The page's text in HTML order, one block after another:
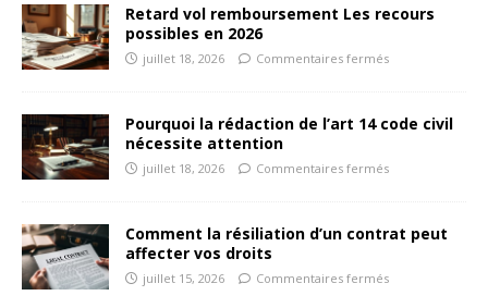
Retard vol remboursement Les recours
possibles en 2026
juillet 18, 2026 Commentaires fermés
Pourquoi la rédaction de l’art 14 code civil
nécessite attention
juillet 18, 2026 Commentaires fermés
Comment la résiliation d’un contrat peut
affecter vos droits
juillet 15, 2026 Commentaires fermés